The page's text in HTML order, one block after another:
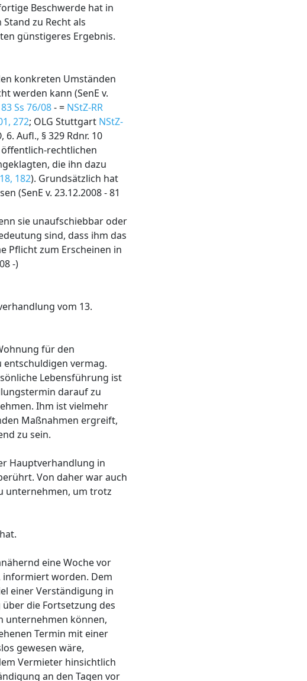
Beschwerde hat in
zu Recht als
günstigeres Ergebnis.
konkreten Umständen
werden kann (SenE v.
83 Ss 76/08- = NStZ-RR
272; OLG Stuttgart NStZ-
Aufl., § 329 Rdnr. 10
rechtlichen
die ihn dazu
182). Grundsätzlich hat
(SenE v. 23.12.2008 - 81
sie unaufschiebbar oder
sind, dass ihm das
Pflicht zum Erscheinen in
-)
vom 13.
für den
vermag.
Lebensführung ist
darauf zu
Ihm ist vielmehr
Maßnahmen ergreift,
zu sein.
Hauptverhandlung in
Von daher war auch
unternehmen, um trotz
eine Woche vor
informiert worden. Dem
einer Verständigung in
die Fortsetzung des
unternehmen können,
Termin mit einer
gewesen wäre,
Vermieter hinsichtlich
an den Tagen vor